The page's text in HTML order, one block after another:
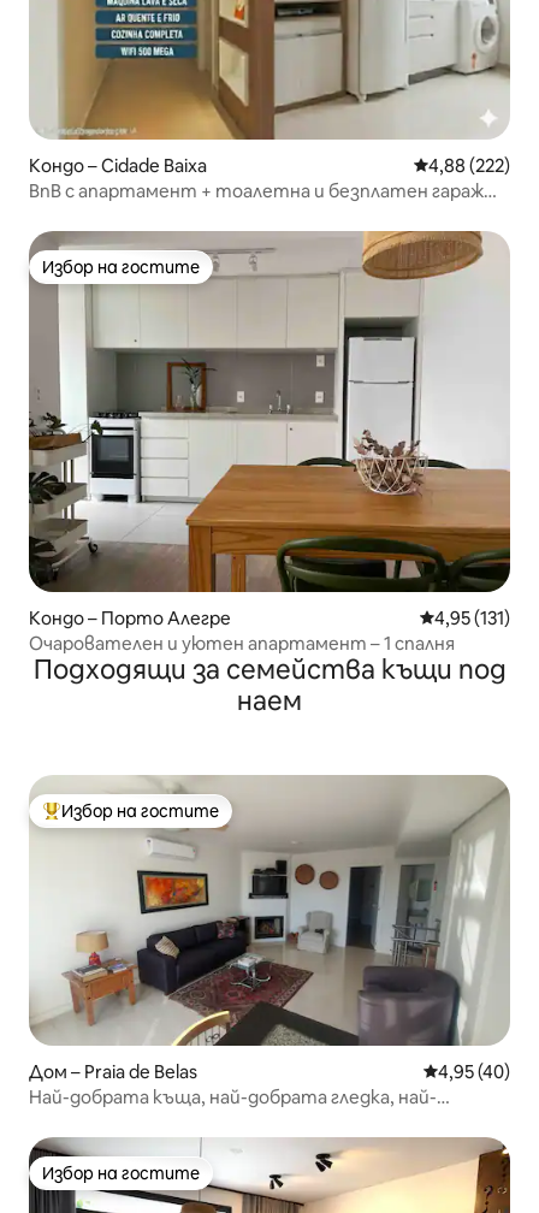
Кондо – Cidade Baixa Средна
4,88 (222)
BnB с апартамент + тоалетна и безплатен гараж
Избор на гостите
Избор на гостите
Кондо – Порто Алегре Средна
4,95 (131)
Очарователен и уютен апартамент – 1 спалня
Подходящи за семейства къщи под
наем
Най-популярен избор на гостите
Избор на гостите
Дом – Praia de Belas Средна
4,95 (40)
Най-добрата къща, най-добрата гледка, най-
Избор на гостите
Избор на гостите